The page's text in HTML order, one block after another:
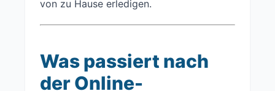
von zu Hause erledigen.
Was passiert nach
der Online-